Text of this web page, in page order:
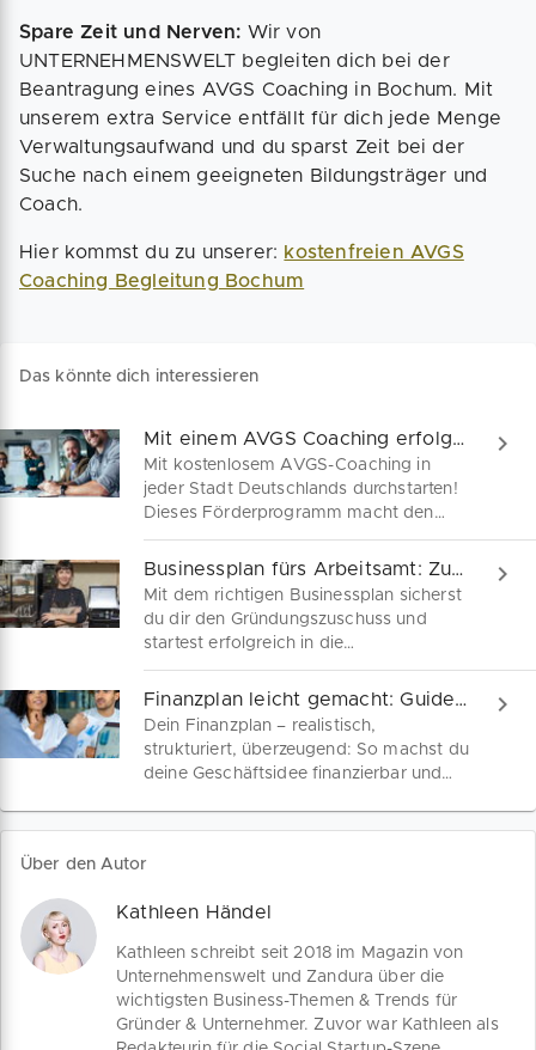
Spare Zeit und Nerven: Wir von
UNTERNEHMENSWELT begleiten dich bei der
Beantragung eines AVGS Coaching in Bochum. Mit
unserem extra Service entfällt für dich jede Menge
Verwaltungsaufwand und du sparst Zeit bei der
Suche nach einem geeigneten Bildungsträger und
Coach.
Hier kommst du zu unserer: kostenfreien AVGS
Coaching Begleitung Bochum
Das könnte dich interessieren
Mit einem AVGS Coaching erfolgreich gründen!
Mit kostenlosem AVGS-Coaching in
jeder Stadt Deutschlands durchstarten!
Dieses Förderprogramm macht den
Weg frei von der Arbeitslosigkeit hin
zum eigenen Unternehmen! Erfahre hier
alles Wichtige zum Gründer-
Einzelcoaching und wie
Unternehmenswelt dich bei der
Businessplan fürs Arbeitsamt: Zuschuss sicher!
Mit dem richtigen Businessplan sicherst
du dir den Gründungszuschuss und
startest erfolgreich in die
Selbstständigkeit. Unser Leitfaden zeigt
dir Schritt für Schritt, worauf es
ankommt – von der Kostenplanung bis
zur fachkundigen Stellungnahme. So
überzeugst du das Arbeitsamt von
Finanzplan leicht gemacht: Guide für Gründer
Dein Finanzplan – realistisch,
strukturiert, überzeugend: So machst du
deine Geschäftsidee finanzierbar und
Über den Autor
Kathleen Händel
Kathleen schreibt seit 2018 im Magazin von
Unternehmenswelt und Zandura über die
wichtigsten Business-Themen & Trends für
Gründer & Unternehmer. Zuvor war Kathleen als